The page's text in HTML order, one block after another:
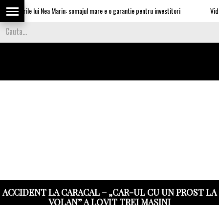
lui Nea Marin: somajul mare e o garantie pentru investitori Video
ACCIDENT LA CARACAL – „CAR-UL CU UN PROST LA
VOLAN” A LOVIT TREI MAȘINI